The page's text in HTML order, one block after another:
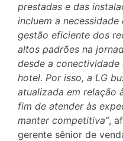
prestadas e das
incluem a
gestão eficiente dos
altos padrões na
desde a
hotel. Por isso, a LG
atualizada em relação
fim de atender às
manter competitiva”,
gerente sênior de